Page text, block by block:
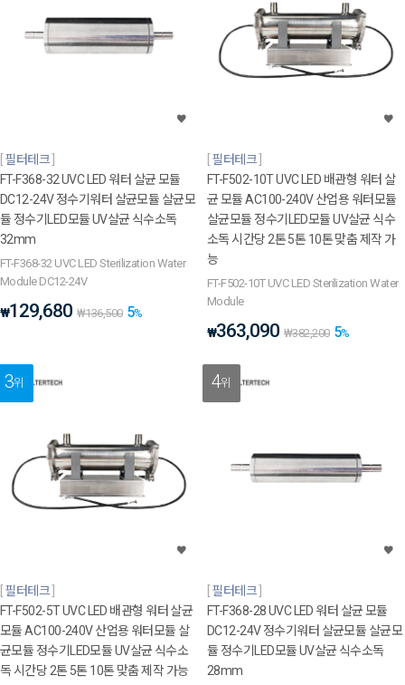
필터테크
FT-F368-32 UVC LED 워터 살균 모듈
DC12-24V 정수기워터 살균모듈 살균모
듈 정수기LED모듈 UV살균 식수소독
32mm
FT-F368-32 UVC LED Sterilization Water
Module DC12-24V
₩129,680 ₩136,500 5%
필터테크
FT-F502-10T UVC LED 배관형 워터 살
균 모듈 AC100-240V 산업용 워터모듈
살균모듈 정수기LED모듈 UV살균 식수
소독 시간당 2톤 5톤 10톤 맞춤 제작 가
능
FT-F502-10T UVC LED Sterilization Water
Module
₩363,090 ₩382,200 5%
3위
필터테크
FT-F502-5T UVC LED 배관형 워터 살균
모듈 AC100-240V 산업용 워터모듈 살
균모듈 정수기LED모듈 UV살균 식수소
독 시간당 2톤 5톤 10톤 맞춤 제작 가능
4위
필터테크
FT-F368-28 UVC LED 워터 살균 모듈
DC12-24V 정수기워터 살균모듈 살균모
듈 정수기LED모듈 UV살균 식수소독
28mm